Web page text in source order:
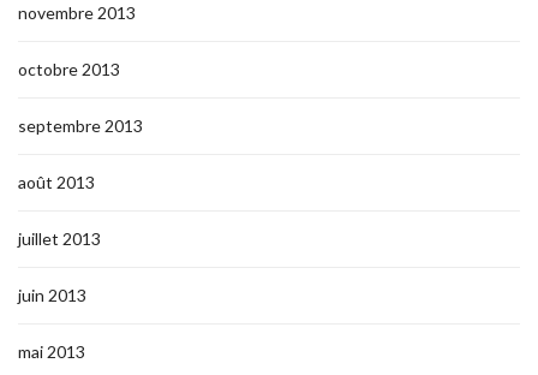
novembre 2013
octobre 2013
septembre 2013
août 2013
juillet 2013
juin 2013
mai 2013